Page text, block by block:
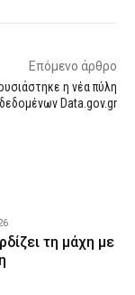
Επόμενο άρθρο
η νέα πύλη
Data.gov.gr
τη μάχη με